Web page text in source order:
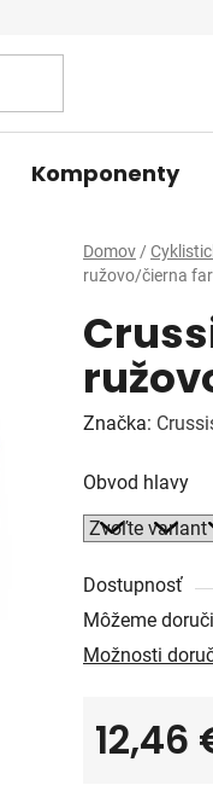
Komponenty
Domov /
ružovo/čierna
Značka:
Obvod hlavy
Dostupnosť
Môžeme
Možnosti
12,46
Jednotková